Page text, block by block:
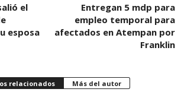
el
esposa
Entregan 5 mdp para
empleo temporal para
afectados en Atempan por
Franklin
relacionados Más del autor